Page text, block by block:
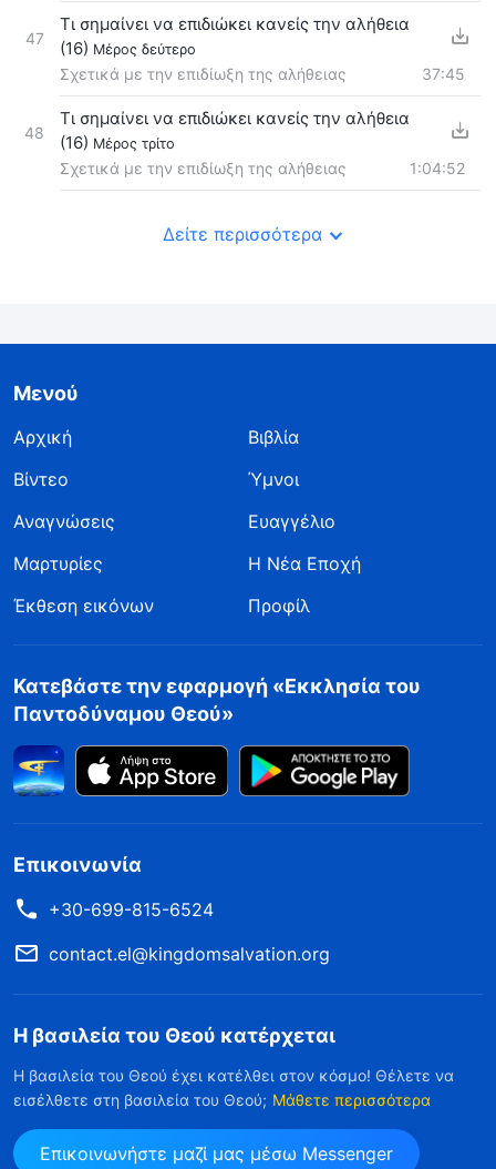
47
Τι σημαίνει να επιδιώκει κανείς την αλήθεια
(16) Μέρος δεύτερο
Σχετικά με την επιδίωξη της αλήθειας 37:45
48
Τι σημαίνει να επιδιώκει κανείς την αλήθεια
(16) Μέρος τρίτο
Σχετικά με την επιδίωξη της αλήθειας 1:04:52
Δείτε περισσότερα
Μενού
Αρχική
Βιβλία
Βίντεο
Ύμνοι
Αναγνώσεις
Ευαγγέλιο
Μαρτυρίες
Η Νέα Εποχή
Έκθεση εικόνων
Προφίλ
Κατεβάστε την εφαρμογή «Εκκλησία του
Παντοδύναμου Θεού»
Επικοινωνία
+30-699-815-6524
contact.el@kingdomsalvation.org
Η βασιλεία του Θεού κατέρχεται
Η βασιλεία του Θεού έχει κατέλθει στον κόσμο! Θέλετε να
εισέλθετε στη βασιλεία του Θεού; Μάθετε περισσότερα
Επικοινωνήστε μαζί μας μέσω Messenger